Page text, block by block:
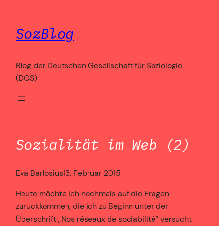
springen
SozBlog
Blog der Deutschen Gesellschaft für Soziologie
(DGS)
Sozialität im Web (2)
Eva Barlösius13. Februar 2015
Heute möchte ich nochmals auf die Fragen
zurückkommen, die ich zu Beginn unter der
Überschrift „Nos réseaux de sociabilité“ versucht